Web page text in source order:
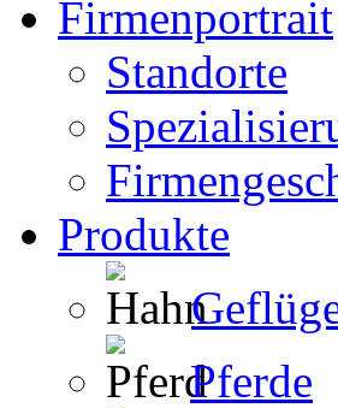
Firmenportrait
Standorte
Produkte
Pferde